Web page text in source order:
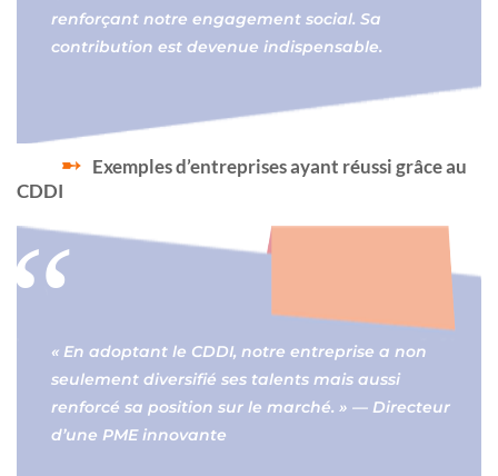
renforçant notre engagement social. Sa
contribution est devenue indispensable.
Exemples d’entreprises ayant réussi grâce au
CDDI
« En adoptant le CDDI, notre entreprise a non
seulement diversifié ses talents mais aussi
renforcé sa position sur le marché. » — Directeur
d’une PME innovante